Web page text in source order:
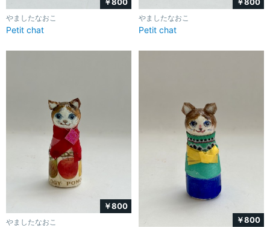
￥800
やましたなおこ
Petit chat
￥800
やましたなおこ
Petit chat
￥800
やましたなおこ ￥800